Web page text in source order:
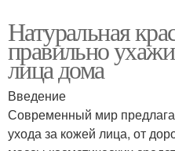
Натуральная
правильно
лица дома
Введение
Современный мир
ухода за кожей лица, от